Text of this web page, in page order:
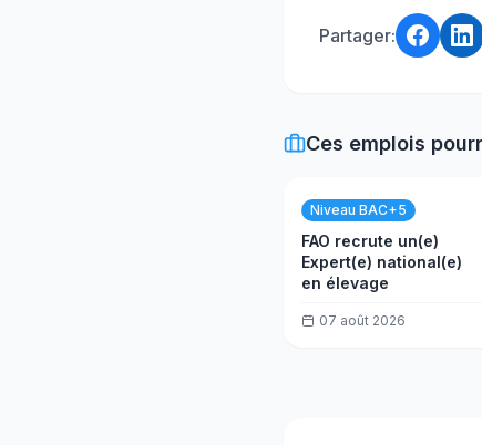
Partager:
Ces emplois
Niveau BAC+5
FAO recrute un(e)
Expert(e) national(e)
en élevage
07 août 2026